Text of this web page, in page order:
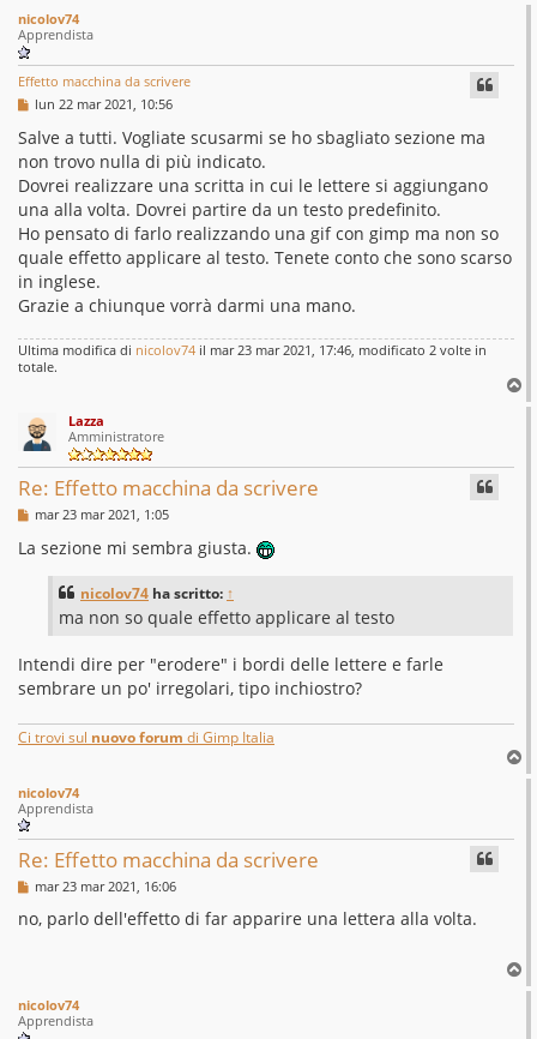
s
o
v
e
d
nicolov74
Apprendista
Effetto macchina da scrivere
M
s
s
a
g
g
i
o
lun 22 mar 2021, 10:56
Salve a tutti. Vogliate scusarmi se ho sbagliato sezione ma
non trovo nulla di più indicato.
Dovrei realizzare una scritta in cui le lettere si aggiungano
una alla volta. Dovrei partire da un testo predefinito.
Ho pensato di farlo realizzando una gif con gimp ma non so
quale effetto applicare al testo. Tenete conto che sono scarso
in inglese.
Grazie a chiunque vorrà darmi una mano.
Ultima modifica di nicolov74 il mar 23 mar 2021, 17:46, modificato 2 volte in
totale.
o
Lazza
Amministratore
Re: Effetto macchina da scrivere
M
s
s
mar 23 mar 2021, 1:05
La sezione mi sembra giusta.
nicolov74 ha scritto: ↑
ma non so quale effetto applicare al testo
Intendi dire per "erodere" i bordi delle lettere e farle
sembrare un po' irregolari, tipo inchiostro?
Ci trovi sul nuovo forum di Gimp Italia
o
nicolov74
Apprendista
Re: Effetto macchina da scrivere
M
s
s
o
mar 23 mar 2021, 16:06
no, parlo dell'effetto di far apparire una lettera alla volta.
o
nicolov74
Apprendista